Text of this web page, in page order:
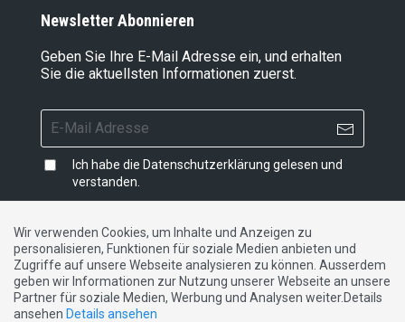
Gesslerhut aus Strassburg: Wir dulden
keine fremden Vögte!
Klimaschutz-Verordnung
09.04.2024
Das Strassburger Urteil ist
inakzeptabel – die Schweiz muss aus
dem Europarat austreten
Totalrevision der Verordnung über die
Meteorologie und Klimatologie
05.10.2023
Dank der SVP wird der Wolf reguliert
10.06.2023
Newsletter Abonnieren
Geben Sie Ihre E-Mail Adresse ein, und erhalten
Sie die aktuellsten Informationen zuerst.
Ich habe die Datenschutzerklärung gelesen und
verstanden.
Impressum|Datenschutzerklärung|Kontakt
DE FR IT
Wir verwenden Cookies, um Inhalte und Anzeigen zu
personalisieren, Funktionen für soziale Medien anbieten und
Zugriffe auf unsere Webseite analysieren zu können. Ausserdem
geben wir Informationen zur Nutzung unserer Webseite an unsere
Partner für soziale Medien, Werbung und Analysen weiter.Details
ansehen Details ansehen